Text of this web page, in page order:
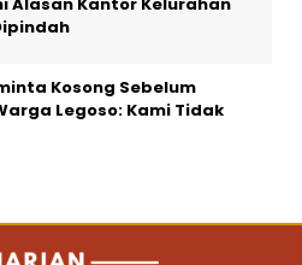
Kosong Sebelum
Legoso: Kami Tidak